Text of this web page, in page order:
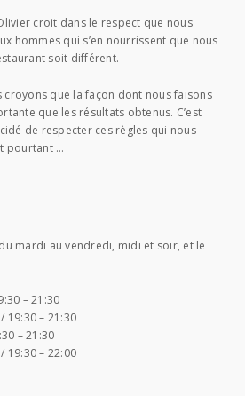
croit dans le respect que nous
hommes qui s’en nourrissent que nous
soit différent.
que la façon dont nous faisons
que les résultats obtenus. C’est
de respecter ces règles qui nous
pourtant …
mardi au vendredi, midi et soir, et le
– 21:30
19:30 – 21:30
– 21:30
19:30 – 22:00